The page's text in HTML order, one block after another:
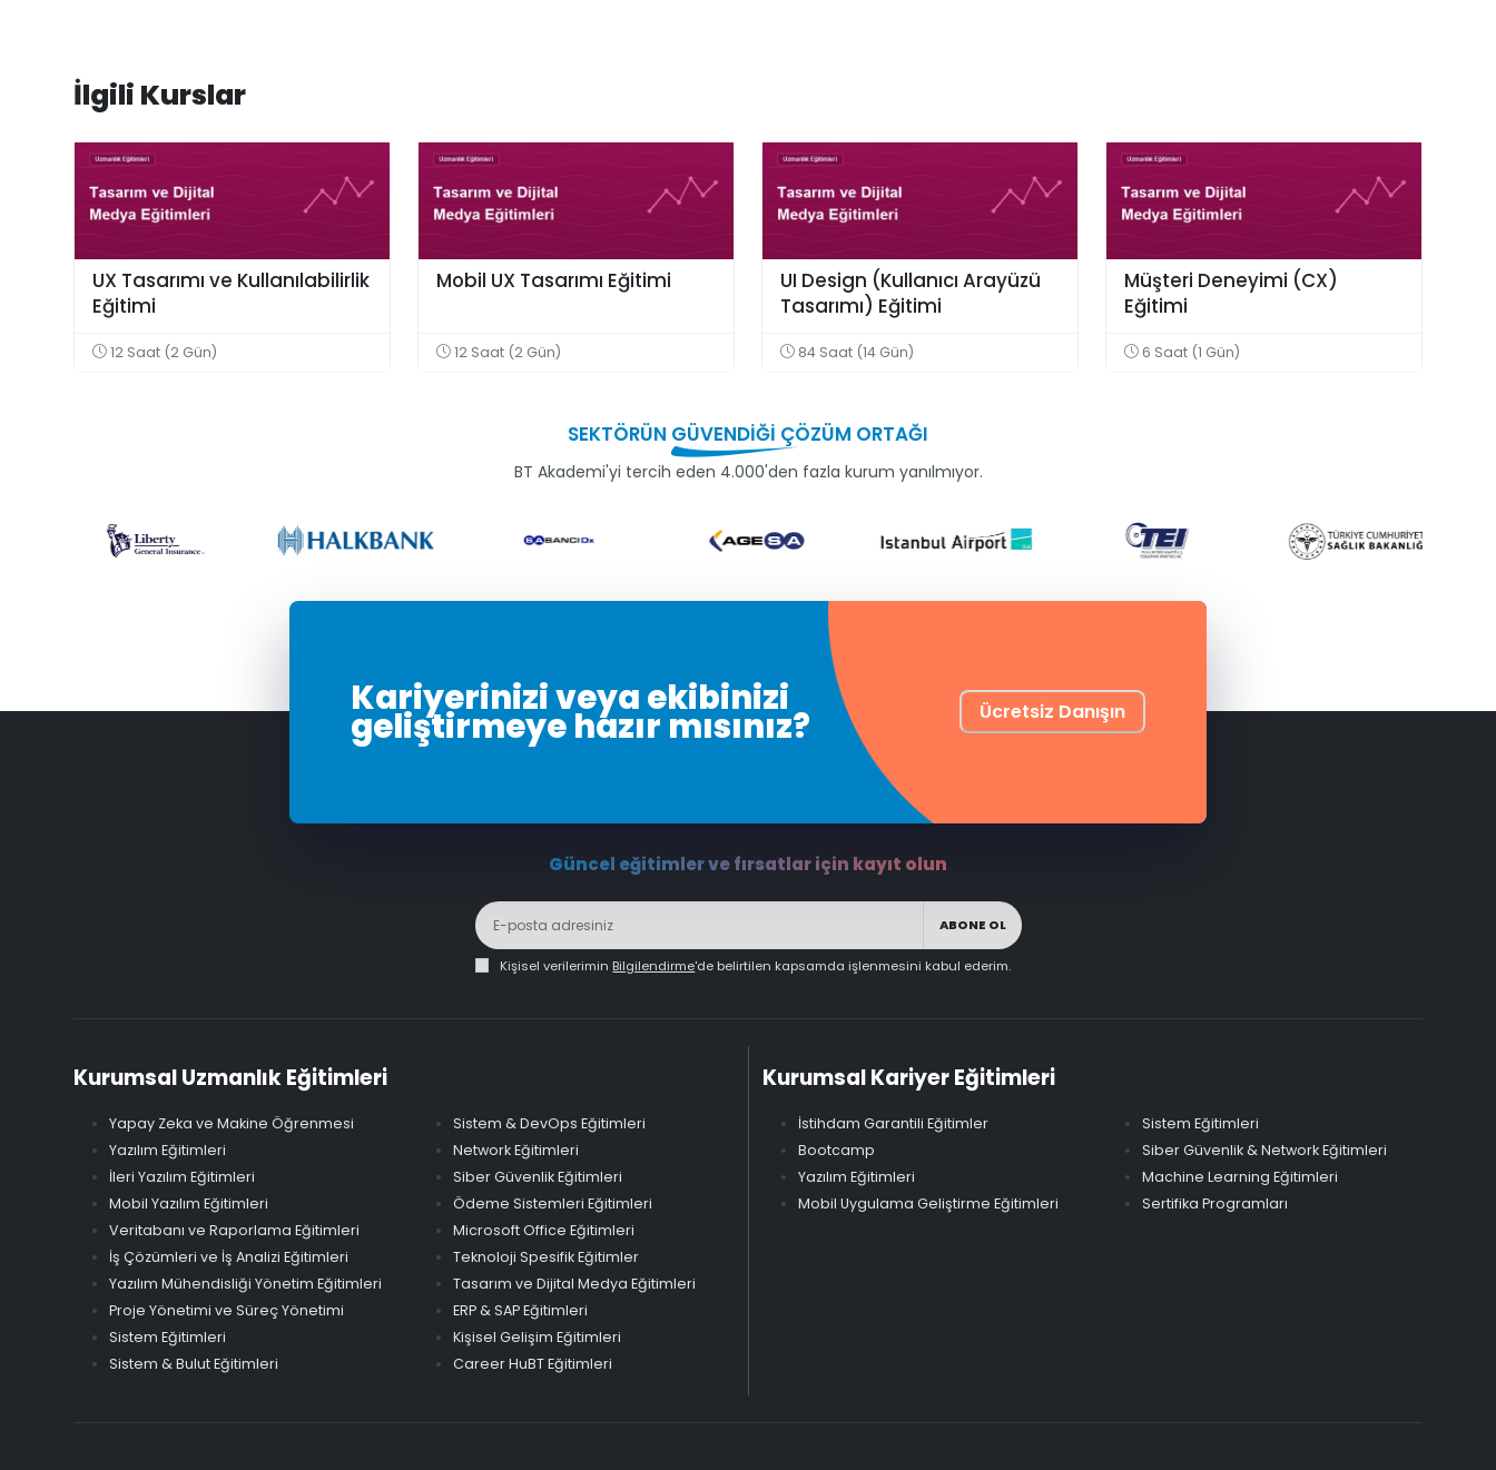
İlgili Kurslar
UX Tasarımı ve Kullanılabilirlik
Eğitimi
12 Saat (2 Gün)
Mobil UX Tasarımı Eğitimi
12 Saat (2 Gün)
UI Design (Kullanıcı Arayüzü
Tasarımı) Eğitimi
84 Saat (14 Gün)
Müşteri Deneyimi (CX)
Eğitimi
6 Saat (1 Gün)
SEKTÖRÜN GÜVENDİĞİ ÇÖZÜM ORTAĞI
BT Akademi'yi tercih eden 4.000'den fazla kurum yanılmıyor.
Kariyerinizi veya ekibinizi
geliştirmeye hazır mısınız? Ücretsiz Danışın
Güncel eğitimler ve fırsatlar için kayıt olun
ABONE OL
Kişisel verilerimin Bilgilendirme'de belirtilen kapsamda işlenmesini kabul ederim.
Kurumsal Uzmanlık Eğitimleri
Yapay Zeka ve Makine Öğrenmesi
Yazılım Eğitimleri
İleri Yazılım Eğitimleri
Mobil Yazılım Eğitimleri
Veritabanı ve Raporlama Eğitimleri
İş Çözümleri ve İş Analizi Eğitimleri
Yazılım Mühendisliği Yönetim Eğitimleri
Proje Yönetimi ve Süreç Yönetimi
Sistem Eğitimleri
Sistem & Bulut Eğitimleri
Sistem & DevOps Eğitimleri
Network Eğitimleri
Siber Güvenlik Eğitimleri
Ödeme Sistemleri Eğitimleri
Microsoft Office Eğitimleri
Teknoloji Spesifik Eğitimler
Tasarım ve Dijital Medya Eğitimleri
ERP & SAP Eğitimleri
Kişisel Gelişim Eğitimleri
Career HuBT Eğitimleri
Kurumsal Kariyer Eğitimleri
İstihdam Garantili Eğitimler
Bootcamp
Yazılım Eğitimleri
Mobil Uygulama Geliştirme Eğitimleri
Sistem Eğitimleri
Siber Güvenlik & Network Eğitimleri
Machine Learning Eğitimleri
Sertifika Programları